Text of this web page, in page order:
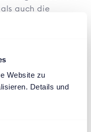
Website zu
Details und
auch die
Diese kann
unterstützen und